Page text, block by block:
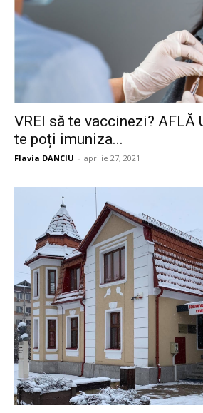
VREI să te vaccinezi? AFLĂ
te poți imuniza...
Flavia DANCIU - aprilie 27, 2021